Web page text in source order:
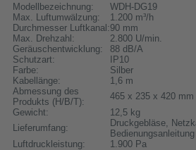
Modellbezeichnung:
WDH-DG19
Max. Luftumwälzung:
1.200 m³/h
Durchmesser Luftkanal:90 mm
Max. Drehzahl:
2.800 U/min.
Geräuschentwicklung:
88 dB/A
Schutzart:
IP10
Farbe:
Silber
Kabellänge:
1,6 m
Abmessung des
Produkts (H/B/T):
465 x 235 x 420 mm
Gewicht:
12,5 kg
Lieferumfang:
Druckgebläse,
Bedienungsanleitung
Luftdruckleistung:
1.900 Pa